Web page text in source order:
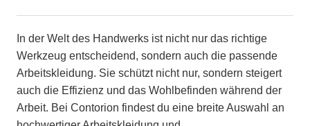
In der Welt des Handwerks ist nicht nur das richtige
Werkzeug entscheidend, sondern auch die passende
Arbeitskleidung. Sie schützt nicht nur, sondern steigert
auch die Effizienz und das Wohlbefinden während der
Arbeit. Bei Contorion findest du eine breite Auswahl an